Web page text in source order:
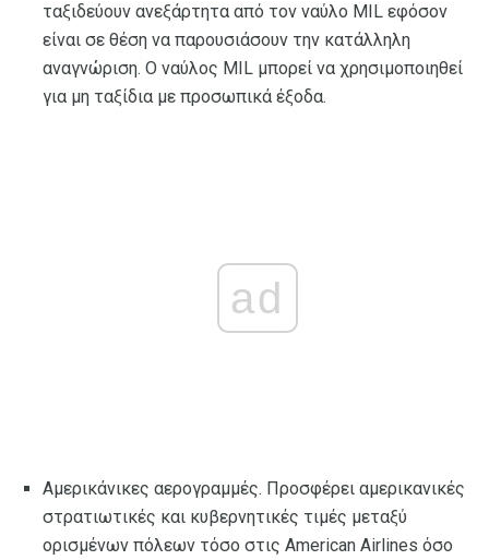
ταξιδεύουν ανεξάρτητα από τον ναύλο MIL εφόσον
είναι σε θέση να παρουσιάσουν την κατάλληλη
αναγνώριση. Ο ναύλος MIL μπορεί να χρησιμοποιηθεί
για μη ταξίδια με προσωπικά έξοδα.
ad
Αμερικάνικες αερογραμμές. Προσφέρει αμερικανικές
στρατιωτικές και κυβερνητικές τιμές μεταξύ
ορισμένων πόλεων τόσο στις American Airlines όσο